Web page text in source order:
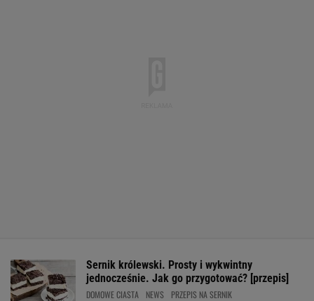
Sernik królewski. Prosty i wykwintny
jednocześnie. Jak go przygotować? [przepis]
DOMOWE CIASTA NEWS PRZEPIS NA SERNIK